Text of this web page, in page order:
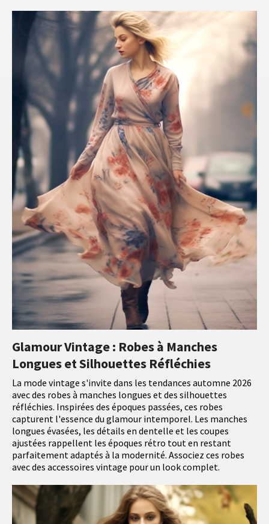
Glamour Vintage : Robes à Manches
Longues et Silhouettes Réfléchies
La mode vintage s'invite dans les tendances automne 2026
avec des robes à manches longues et des silhouettes
réfléchies. Inspirées des époques passées, ces robes
capturent l'essence du glamour intemporel. Les manches
longues évasées, les détails en dentelle et les coupes
ajustées rappellent les époques rétro tout en restant
parfaitement adaptés à la modernité. Associez ces robes
avec des accessoires vintage pour un look complet.